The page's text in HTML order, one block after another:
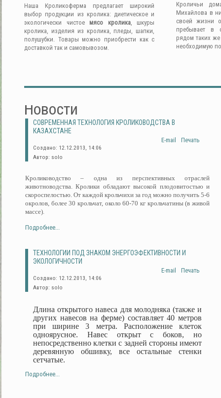
Наша Кроликоферма предлагает широкий
выбор продукции из кролика: диетическое и
экологически чистое мясо кролика, шкуры
кролика, изделия из кролика, пледы, шапки,
полушубки. Товары можно приобрести как с
доставкой так и самовывозом.
Кроличьи
Михайлова в
своей жизни
пребывает в
рядом таких
необходимую
Новости
СОВРЕМЕННАЯ ТЕХНОЛОГИЯ КРОЛИКОВОДСТВА В
КАЗАХСТАНЕ
Печать
E-mail
Создано: 12.12.2013, 14:06
Автор: solo
Кролиководство – одна из перспективных отраслей
животноводства. Кролики обладают высокой плодовитостью и
скороспелостью. От каждой крольчихи за год можно получить 5-6
окролов, более 30 крольчат, около 60-70 кг крольчатины (в живой
массе).
Подробнее...
ТЕХНОЛОГИИ ПОД ЗНАКОМ ЭНЕРГОЭФЕКТИВНОСТИ И
ЭКОЛОГИЧНОСТИ
Печать
E-mail
Создано: 12.12.2013, 14:06
Автор: solo
Длина открытого навеса для молодняка (также и
других навесов на ферме) составляет 40 метров
при ширине 3 метра. Расположение клеток
одноярусное. Навес открыт с боков, но
непосредственно клетки с задней стороны имеют
деревянную обшивку, все остальные стенки
сетчатые.
Подробнее...